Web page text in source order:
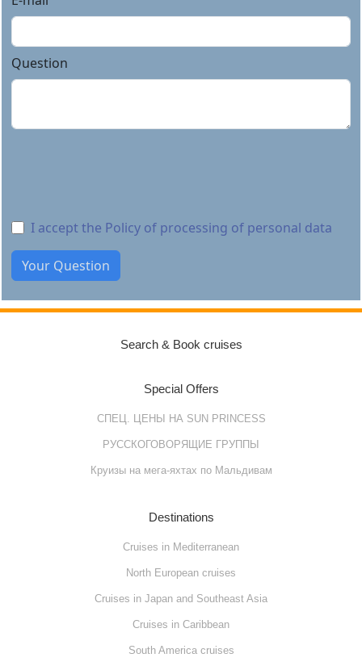
Question
I accept the Policy of processing of personal data
Search & Book cruises
Special Offers
СПЕЦ. ЦЕНЫ НА SUN PRINCESS
РУССКОГОВОРЯЩИЕ ГРУППЫ
Круизы на мега-яхтах по Мальдивам
Destinations
Cruises in Mediterranean
North European cruises
Cruises in Japan and Southeast Asia
Cruises in Caribbean
South America cruises